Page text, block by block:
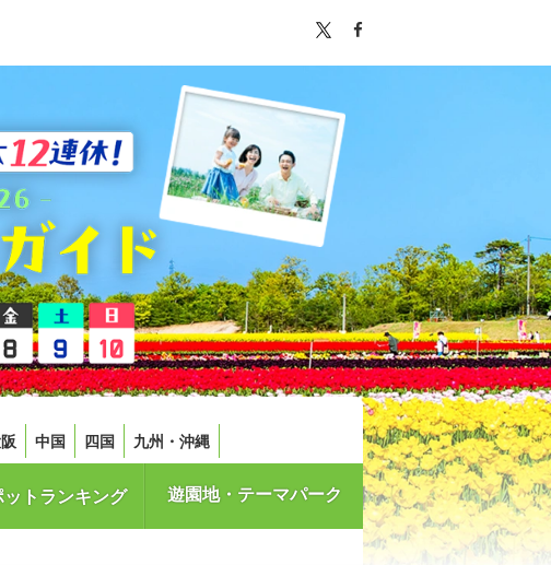
中国 四国 九州・沖縄
トランキング 遊園地・テーマパーク